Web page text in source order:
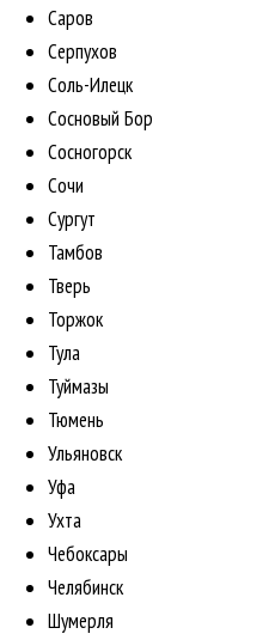
Саров
Серпухов
Соль-Илецк
Сосновый Бор
Сосногорск
Сочи
Сургут
Тамбов
Тверь
Торжок
Тула
Туймазы
Тюмень
Ульяновск
Уфа
Ухта
Чебоксары
Челябинск
Шумерля